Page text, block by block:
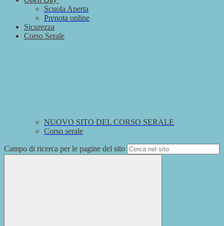
Scuola Aperta
Prenota online
Sicurezza
Corso Serale
NUOVO SITO DEL CORSO SERALE
Corso serale
Campo di ricerca per le pagine del sito